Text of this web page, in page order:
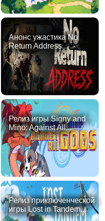
Анонс ужастика No
Return Address...
Релиз игры Signy and
Mino: Against All...
Релиз приключенческой
игры Lost in Tandem...